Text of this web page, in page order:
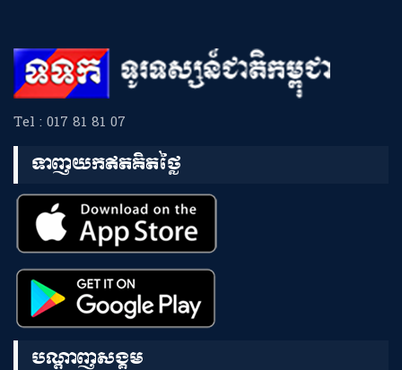
Tel : 017 81 81 07
ទាញយកឥតគិតថ្លៃ
បណ្តាញសង្គម